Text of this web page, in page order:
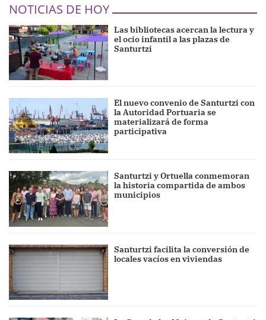
NOTICIAS DE HOY
Las bibliotecas acercan la lectura y
el ocio infantil a las plazas de
Santurtzi
El nuevo convenio de Santurtzi con
la Autoridad Portuaria se
materializará de forma
participativa
Santurtzi y Ortuella conmemoran
la historia compartida de ambos
municipios
Santurtzi facilita la conversión de
locales vacíos en viviendas